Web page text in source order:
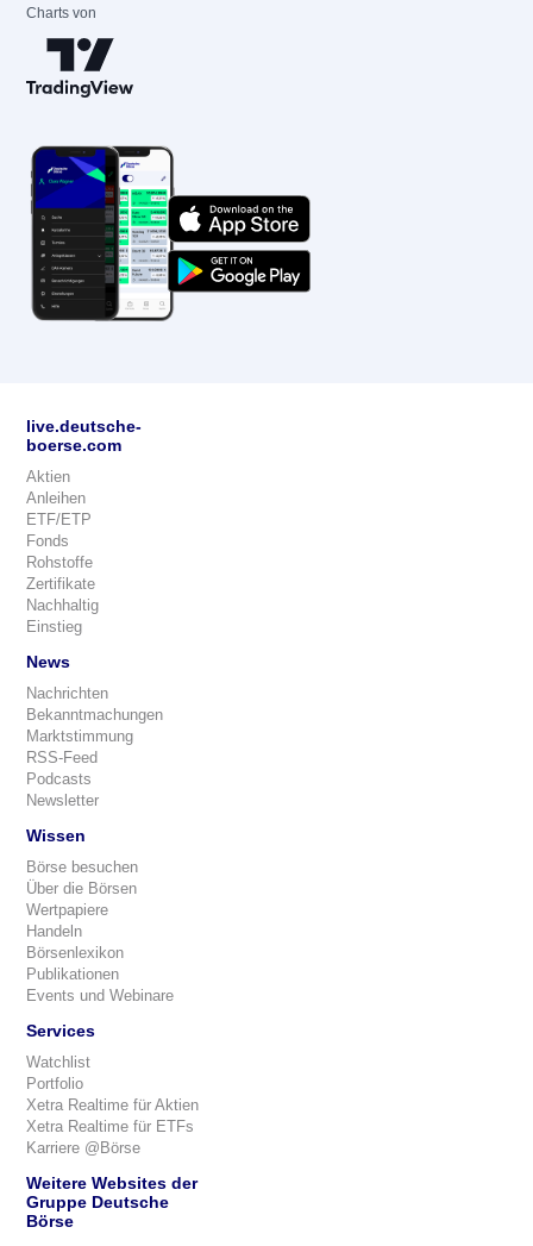
Charts von
live.deutsche-
boerse.com
Aktien
Anleihen
ETF/ETP
Fonds
Rohstoffe
Zertifikate
Nachhaltig
Einstieg
News
Nachrichten
Bekanntmachungen
Marktstimmung
RSS-Feed
Podcasts
Newsletter
Wissen
Börse besuchen
Über die Börsen
Wertpapiere
Handeln
Börsenlexikon
Publikationen
Events und Webinare
Services
Watchlist
Portfolio
Xetra Realtime für Aktien
Xetra Realtime für ETFs
Karriere @Börse
Weitere Websites der
Gruppe Deutsche
Börse